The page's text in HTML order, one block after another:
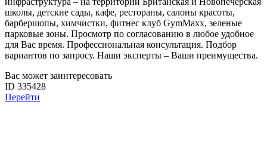
школы, детские сады, кафе, рестораны, салоны красоты,
барбершопы, химчистки, фитнес клуб GymMaxx, зеленые
парковые зоны. Просмотр по согласованию в любое удобное
для Вас время. Профессиональная консультация. Подбор
вариантов по запросу. Наши эксперты – Ваши преимущества.
Вас может заинтересовать
ID 335428
Перейти